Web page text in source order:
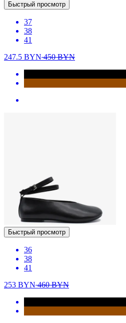
Быстрый просмотр
37
38
41
247.5 BYN450BYN
Быстрый просмотр
36
38
41
253 BYN460BYN